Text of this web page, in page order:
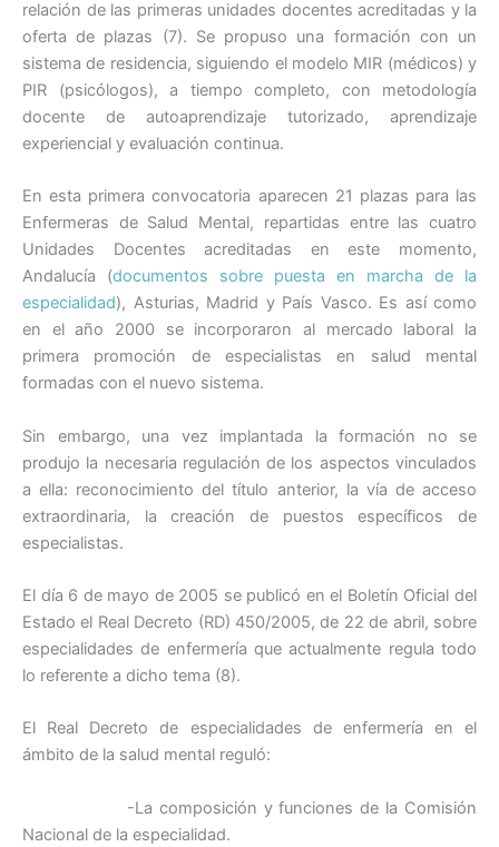
relación de las primeras unidades docentes acreditadas y la
oferta de plazas (7). Se propuso una formación con un
sistema de residencia, siguiendo el modelo MIR (médicos) y
PIR (psicólogos), a tiempo completo, con metodología
docente de autoaprendizaje tutorizado, aprendizaje
experiencial y evaluación continua.
En esta primera convocatoria aparecen 21 plazas para las
Enfermeras de Salud Mental, repartidas entre las cuatro
Unidades Docentes acreditadas en este momento,
Andalucía (documentos sobre puesta en marcha de la
especialidad), Asturias, Madrid y País Vasco. Es así como
en el año 2000 se incorporaron al mercado laboral la
primera promoción de especialistas en salud mental
formadas con el nuevo sistema.
Sin embargo, una vez implantada la formación no se
produjo la necesaria regulación de los aspectos vinculados
a ella: reconocimiento del título anterior, la vía de acceso
extraordinaria, la creación de puestos específicos de
especialistas.
El día 6 de mayo de 2005 se publicó en el Boletín Oficial del
Estado el Real Decreto (RD) 450/2005, de 22 de abril, sobre
especialidades de enfermería que actualmente regula todo
lo referente a dicho tema (8).
El Real Decreto de especialidades de enfermería en el
ámbito de la salud mental reguló:
-La composición y funciones de la Comisión
Nacional de la especialidad.